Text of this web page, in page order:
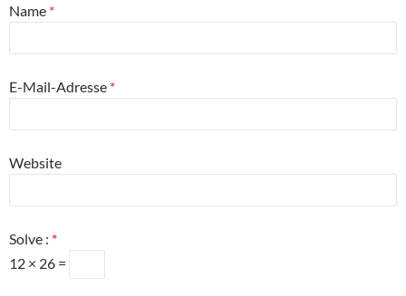
Name *
E-Mail-Adresse *
Website
Solve : *
12 × 26 =